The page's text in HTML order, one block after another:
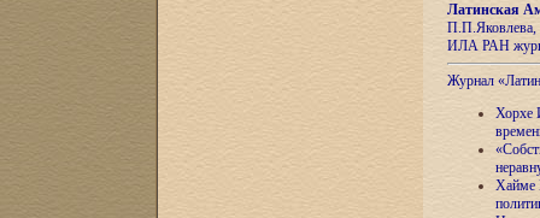
Латинская
П.П.Яковлева,
ИЛА РАН
Журнал
Хорхе
Хайме